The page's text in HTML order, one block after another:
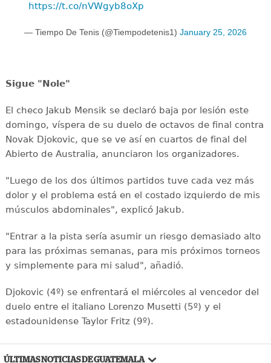
https://t.co/nVWgyb8oXp
— Tiempo De Tenis (@Tiempodetenis1) January 25, 2026
Sigue "Nole"
El checo Jakub Mensik se declaró baja por lesión este
domingo, víspera de su duelo de octavos de final contra
Novak Djokovic, que se ve así en cuartos de final del
Abierto de Australia, anunciaron los organizadores.
"Luego de los dos últimos partidos tuve cada vez más
dolor y el problema está en el costado izquierdo de mis
músculos abdominales", explicó Jakub.
"Entrar a la pista sería asumir un riesgo demasiado alto
para las próximas semanas, para mis próximos torneos
y simplemente para mi salud", añadió.
Djokovic (4º) se enfrentará el miércoles al vencedor del
duelo entre el italiano Lorenzo Musetti (5º) y el
estadounidense Taylor Fritz (9º).
ÚLTIMAS NOTICIAS DE GUATEMALA